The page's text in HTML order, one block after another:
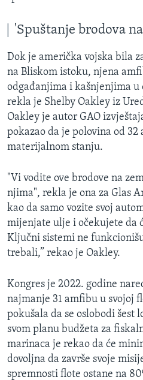
'Spuštanje brodova
Dok je američka vojska bila
na Bliskom istoku, njena
odgađanjima i kašnjenjima u
rekla je Shelby Oakley iz
Oakley je autor GAO
pokazao da je polovina od
materijalnom stanju.
"Vi vodite ove brodove na
njima", rekla je ona za Glas
kao da samo vozite svoj
mijenjate ulje i očekujete da
Ključni sistemi ne
trebali,” rekao je Oakley.
Kongres je 2022. godine
najmanje 31 amfibu u svojoj
pokušala da se oslobodi šest
svom planu budžeta za
marinaca je rekao da će
dovoljna da završe svoje
spremnosti flote ostane na